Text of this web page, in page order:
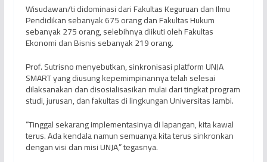
Wisudawan/ti didominasi dari Fakultas Keguruan dan Ilmu
Pendidikan sebanyak 675 orang dan Fakultas Hukum
sebanyak 275 orang, selebihnya diikuti oleh Fakultas
Ekonomi dan Bisnis sebanyak 219 orang.
Prof. Sutrisno menyebutkan, sinkronisasi platform UNJA
SMART yang diusung kepemimpinannya telah selesai
dilaksanakan dan disosialisasikan mulai dari tingkat program
studi, jurusan, dan fakultas di lingkungan Universitas Jambi.
“Tinggal sekarang implementasinya di lapangan, kita kawal
terus. Ada kendala namun semuanya kita terus sinkronkan
dengan visi dan misi UNJA,” tegasnya.